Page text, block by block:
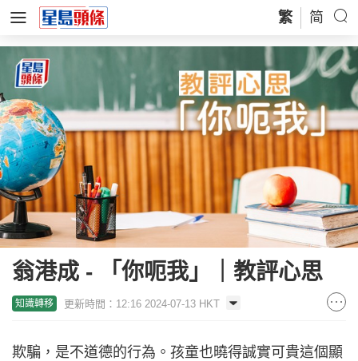
繁 简
翁港成 - 「你呃我」｜教評心思
知識轉移 更新時間：12:16 2024-07-13 HKT
欺騙，是不道德的行為。孩童也曉得誠實可貴這個顯